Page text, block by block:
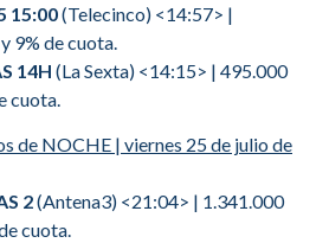
15:00(Telecinco) <14:57> |
9% de cuota.
14H (La Sexta) <14:15> | 495.000
cuota.
de NOCHE | viernes 25 de julio de
2(Antena3) <21:04> | 1.341.000
cuota.